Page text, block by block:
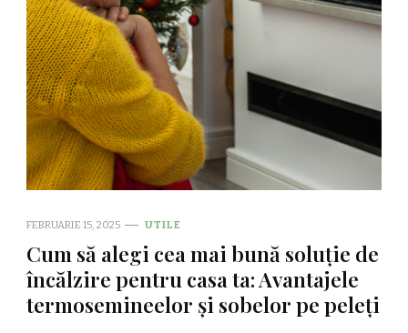
FEBRUARIE 15, 2025 UTILE
Cum să alegi cea mai bună soluție de
încălzire pentru casa ta: Avantajele
termosemineelor și sobelor pe peleți